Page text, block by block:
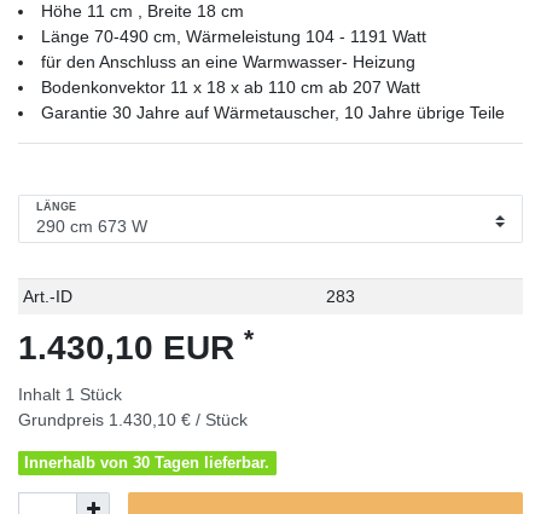
Höhe 11 cm , Breite 18 cm
Länge 70-490 cm, Wärmeleistung 104 - 1191 Watt
für den Anschluss an eine Warmwasser- Heizung
Bodenkonvektor 11 x 18 x ab 110 cm ab 207 Watt
Garantie 30 Jahre auf Wärmetauscher, 10 Jahre übrige Teile
LÄNGE
Technisches
Wert
Art.-ID 283
1.430,10 EUR *
Inhalt 1 Stück
Grundpreis 1.430,10 € / Stück
Innerhalb von 30 Tagen lieferbar.